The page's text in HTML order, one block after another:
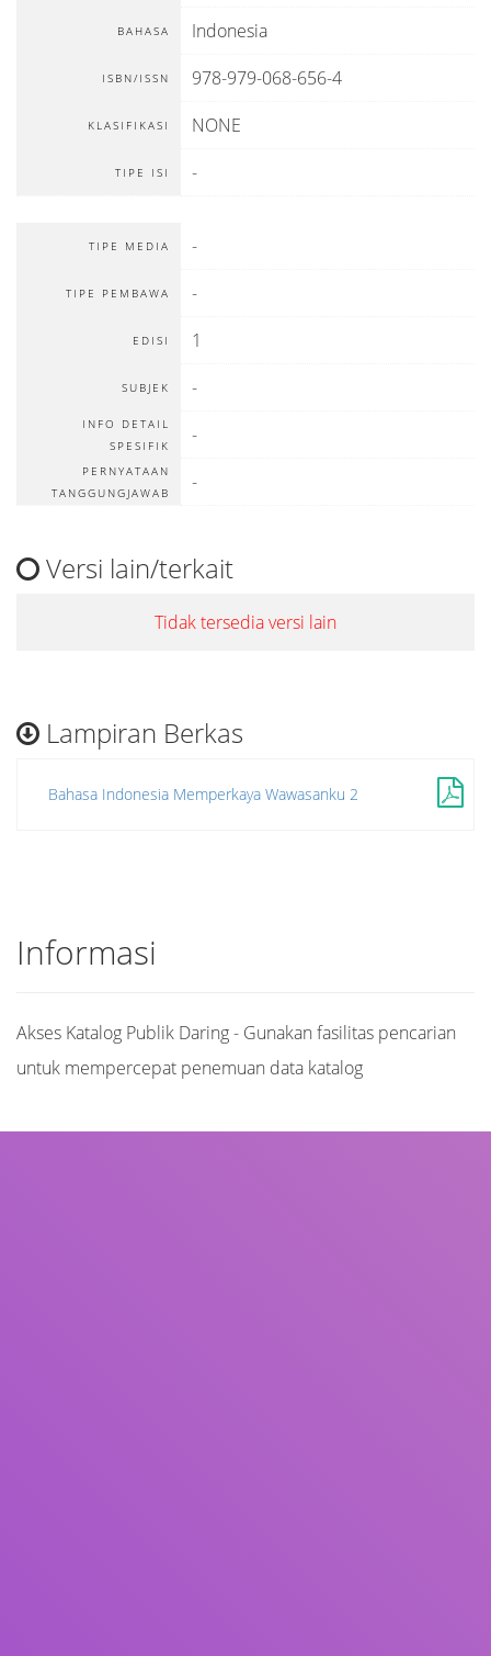
BAHASA Indonesia
ISBN/ISSN 978-979-068-656-4
KLASIFIKASI NONE
TIPE ISI -
TIPE MEDIA -
TIPE PEMBAWA -
EDISI 1
SUBJEK -
INFO DETAIL
SPESIFIK
-
PERNYATAAN
TANGGUNGJAWAB
-
Versi lain/terkait
Tidak tersedia versi lain
Lampiran Berkas
Bahasa Indonesia Memperkaya Wawasanku 2
Informasi
Akses Katalog Publik Daring - Gunakan fasilitas pencarian
untuk mempercepat penemuan data katalog